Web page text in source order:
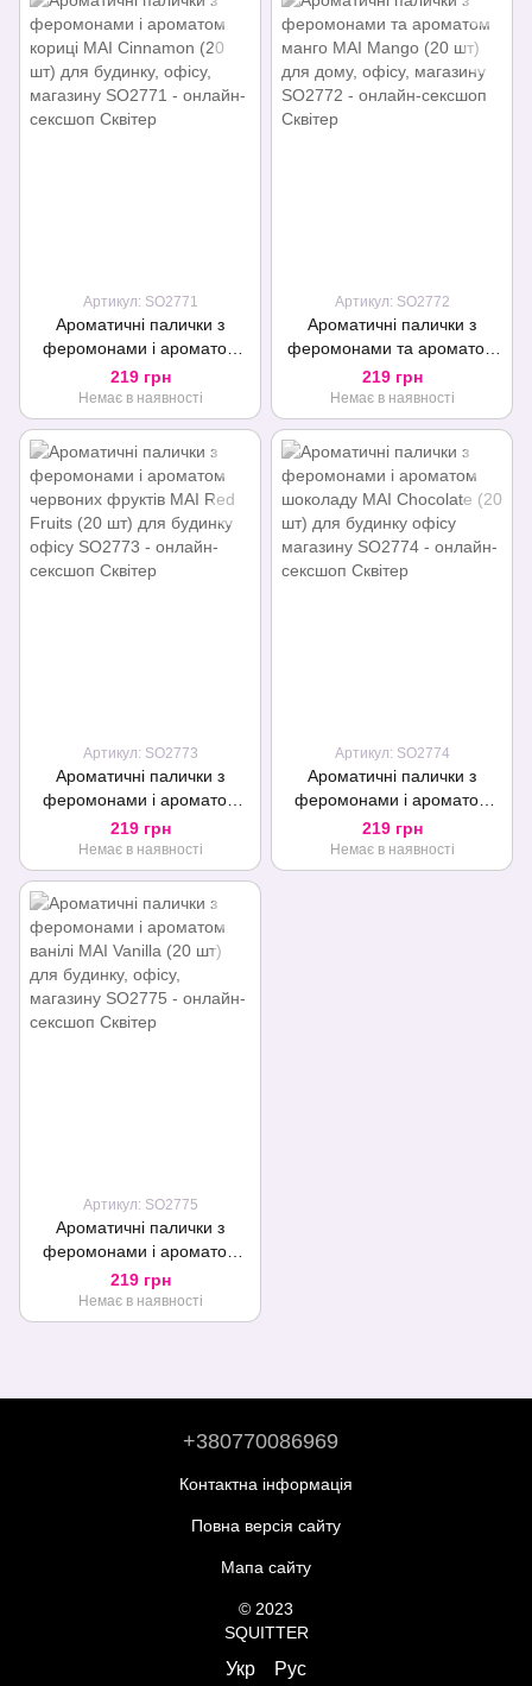
Артикул: SO2771
Ароматичні палички з
феромонами і ароматом
кориці MAI Cinnamon (20
шт) для будинку, офісу,
магазину
219 грн
Немає в наявності
Артикул: SO2772
Ароматичні палички з
феромонами та ароматом
манго MAI Mango (20 шт)
для дому, офісу, магазину
219 грн
Немає в наявності
Артикул: SO2773
Ароматичні палички з
феромонами і ароматом
червоних фруктів MAI Red
Fruits (20 шт) для будинку
офісу
219 грн
Немає в наявності
Артикул: SO2774
Ароматичні палички з
феромонами і ароматом
шоколаду MAI Chocolate (20
шт) для будинку офісу
магазину
219 грн
Немає в наявності
Артикул: SO2775
Ароматичні палички з
феромонами і ароматом
ванілі MAI Vanilla (20 шт)
для будинку, офісу,
магазину
219 грн
Немає в наявності
+380770086969
Контактна інформація
Повна версія сайту
Мапа сайту
© 2023
SQUITTER
Укр Рус